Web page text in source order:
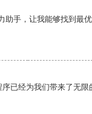
助手，让我能够找到最
已经为我们带来了无限